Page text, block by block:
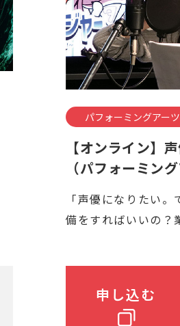
パフォーミングアー
【オンライン】
（パフォーミン
「声優になりたい
備をすればいいの？
申し込む